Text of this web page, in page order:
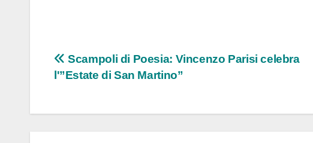
Navigazione
Scampoli di Poesia: Vincenzo Parisi celebra
l'”Estate di San Martino”